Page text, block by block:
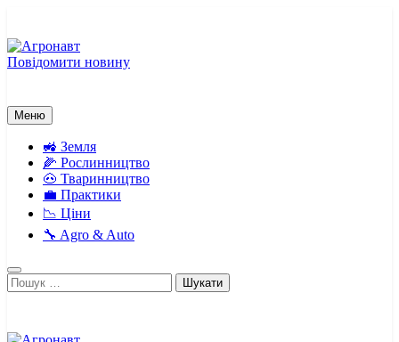
вмісту
Повідомити новину
Меню
🚜 Земля
🌽 Рослинництво
🐽 Тваринництво
💼 Практики
📉 Ціни
🔧 Agro & Auto
Пошук: